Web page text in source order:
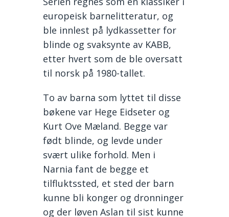
europeisk barnelitteratur, og
ble innlest på lydkassetter for
blinde og svaksynte av KABB,
etter hvert som de ble oversatt
til norsk på 1980-tallet.
To av barna som lyttet til disse
bøkene var Hege Eidseter og
Kurt Ove Mæland. Begge var
født blinde, og levde under
svært ulike forhold. Men i
Narnia fant de begge et
tilfluktssted, et sted der barn
kunne bli konger og dronninger
og der løven Aslan til sist kunne